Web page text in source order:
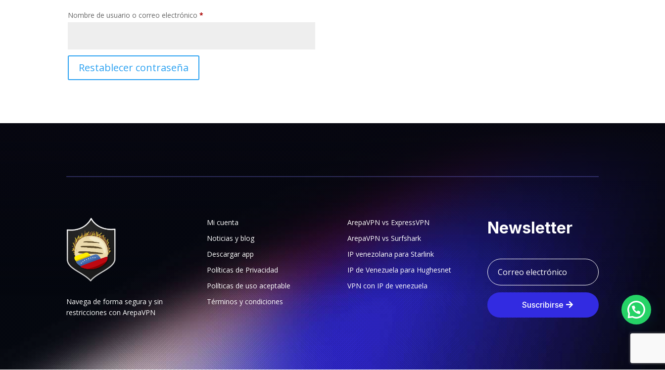
Nombre de usuario o correo electrónico*
Restablecer contraseña
Navega de forma segura y sin
restricciones con ArepaVPN
Mi cuenta
Noticias y blog
Descargar app
Políticas de Privacidad
Políticas de uso aceptable
Términos y condiciones
ArepaVPN vs ExpressVPN
ArepaVPN vs Surfshark
IP venezolana para Starlink
IP de Venezuela para Hughesnet
VPN con IP de venezuela
Newsletter
Suscribirse